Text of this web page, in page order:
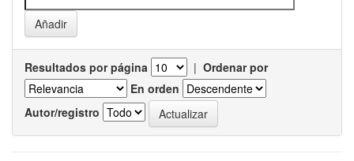
Resultados por página | Ordenar por
En orden
Autor/registro